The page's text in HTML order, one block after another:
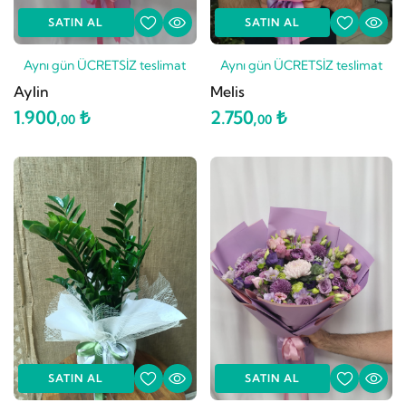
SATIN AL
Aynı gün ÜCRETSİZ teslimat
Aylin
1.900,00 ₺
SATIN AL
Aynı gün ÜCRETSİZ teslimat
Melis
2.750,00₺
SATIN AL SATIN AL